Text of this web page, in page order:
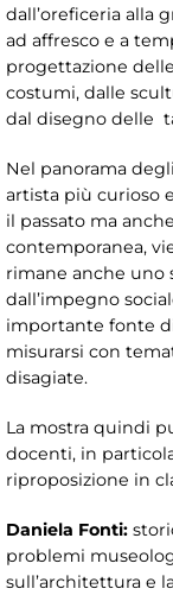
dall’oreficeria alla
ad affresco e a
progettazione
costumi, dalle
dal disegno delle
Nel panorama
artista più curioso
il passato ma
contemporanea,
rimane anche uno
dall’impegno
importante fonte
misurarsi con
disagiate.
La mostra quindi
docenti, in
riproposizione in
Daniela Fonti:
problemi
sull’architettura e